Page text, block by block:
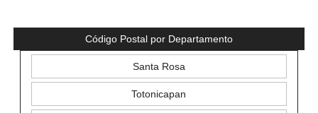
Código Postal por Departamento
Santa Rosa
Totonicapan